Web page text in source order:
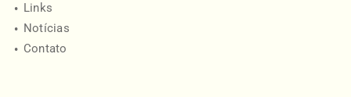
Links
Notícias
Contato